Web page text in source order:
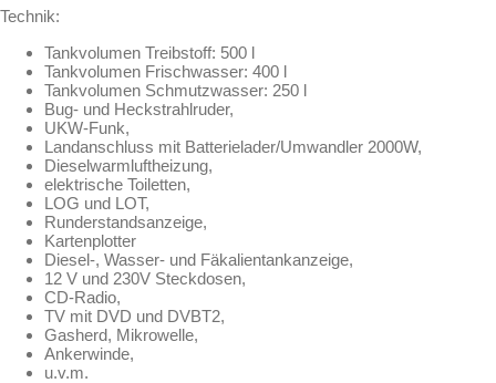
Technik:
Tankvolumen Treibstoff: 500 l
Tankvolumen Frischwasser: 400 l
Tankvolumen Schmutzwasser: 250 l
Bug- und Heckstrahlruder,
UKW-Funk,
Landanschluss mit Batterielader/Umwandler 2000W,
Dieselwarmluftheizung,
elektrische Toiletten,
LOG und LOT,
Runderstandsanzeige,
Kartenplotter
Diesel-, Wasser- und Fäkalientankanzeige,
12 V und 230V Steckdosen,
CD-Radio,
TV mit DVD und DVBT2,
Gasherd, Mikrowelle,
Ankerwinde,
u.v.m.